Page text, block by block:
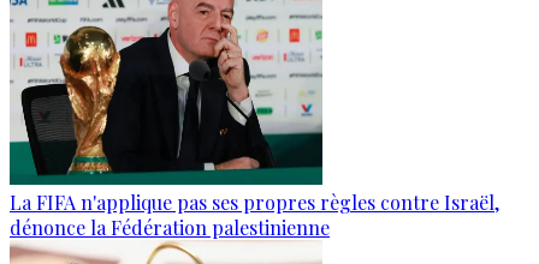
La FIFA n'applique pas ses propres règles contre Israël,
dénonce la Fédération palestinienne